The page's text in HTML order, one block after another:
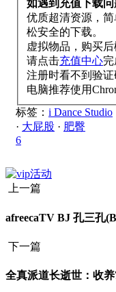
如遇到充值下载问
优质超清资源，
松安全的下载。
虚拟物品，购买
请点击充值中心完
注册时看不到验
电脑推荐使用
标签： i Dance Studio
· 大屁股 · 肥臀
6
上一篇
afreecaTV BJ 孔三孔
下一篇
全真派道长逝世：收